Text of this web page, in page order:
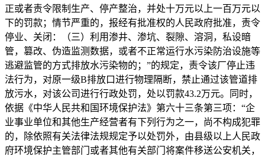
正或者责令限制生产、停产整治，并处十万元以上一百万元以
下的罚款；情节严重的，报经有批准权的人民政府批准，责令
停业、关闭：（三）利用渗井、渗坑、裂隙、溶洞，私设暗
管，篡改、伪造监测数据，或者不正常运行水污染防治设施等
逃避监管的方式排放水污染物的；”的规定，责令该厂停止违
法行为，对原一级B排放口进行物理隔断，禁止通过该管道排
放污水，对该公司进行行政处罚，处以罚款43.2万元。同时，
依据《中华人民共和国环境保护法》第六十三条第三项：“企
业事业单位和其他生产经营者有下列行为之一，尚不构成犯罪
的，除依照有关法律法规规定予以处罚外，由县级以上人民政
府环境保护主管部门或者其他有关部门将案件移送公安机关，